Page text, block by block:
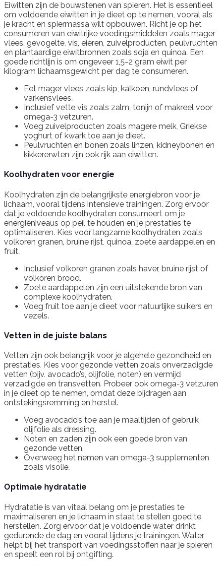
Eiwitten zijn de bouwstenen van spieren. Het is essentieel
om voldoende eiwitten in je dieet op te nemen, vooral als
je kracht en spiermassa wilt opbouwen. Richt je op het
consumeren van eiwitrijke voedingsmiddelen zoals mager
vlees, gevogelte, vis, eieren, zuivelproducten, peulvruchten
en plantaardige eiwitbronnen zoals soja en quinoa. Een
goede richtlijn is om ongeveer 1,5-2 gram eiwit per
kilogram lichaamsgewicht per dag te consumeren.
Eet mager vlees zoals kip, kalkoen, rundvlees of
varkensvlees.
Inclusief vette vis zoals zalm, tonijn of makreel voor
omega-3 vetzuren.
Voeg zuivelproducten zoals magere melk, Griekse
yoghurt of kwark toe aan je dieet.
Peulvruchten en bonen zoals linzen, kidneybonen en
kikkererwten zijn ook rijk aan eiwitten.
Koolhydraten voor energie
Koolhydraten zijn de belangrijkste energiebron voor je
lichaam, vooral tijdens intensieve trainingen. Zorg ervoor
dat je voldoende koolhydraten consumeert om je
energieniveaus op peil te houden en je prestaties te
optimaliseren. Kies voor langzame koolhydraten zoals
volkoren granen, bruine rijst, quinoa, zoete aardappelen en
fruit.
Inclusief volkoren granen zoals haver, bruine rijst of
volkoren brood.
Zoete aardappelen zijn een uitstekende bron van
complexe koolhydraten.
Voeg fruit toe aan je dieet voor natuurlijke suikers en
vezels.
Vetten in de juiste balans
Vetten zijn ook belangrijk voor je algehele gezondheid en
prestaties. Kies voor gezonde vetten zoals onverzadigde
vetten (bijv. avocado’s, olijfolie, noten) en vermijd
verzadigde en transvetten. Probeer ook omega-3 vetzuren
in je dieet op te nemen, omdat deze bijdragen aan
ontstekingsremming en herstel.
Voeg avocado’s toe aan je maaltijden of gebruik
olijfolie als dressing.
Noten en zaden zijn ook een goede bron van
gezonde vetten.
Overweeg het nemen van omega-3 supplementen
zoals visolie.
Optimale hydratatie
Hydratatie is van vitaal belang om je prestaties te
maximaliseren en je lichaam in staat te stellen goed te
herstellen. Zorg ervoor dat je voldoende water drinkt
gedurende de dag en vooral tijdens je trainingen. Water
helpt bij het transport van voedingsstoffen naar je spieren
en speelt een rol bij ontgifting.